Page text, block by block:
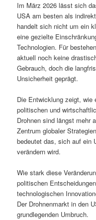
Im März 2026 lässt sich
USA am besten als
handelt sich nicht um ein
eine gezielte
Technologien. Für
aktuell noch keine
Gebrauch, doch die
Unsicherheit geprägt.
Die Entwicklung zeigt, wie
politischen und
Drohnen sind längst mehr
Zentrum globaler
bedeutet das, sich auf ein
verändern wird.
Wie stark diese
politischen
technologischen
Der Drohnenmarkt in den
grundlegenden Umbruch.